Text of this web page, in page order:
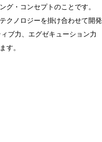
グ・コンセプトのことです。
クノロジーを掛け合わせて開発
ブ力、エグゼキューション力
す。